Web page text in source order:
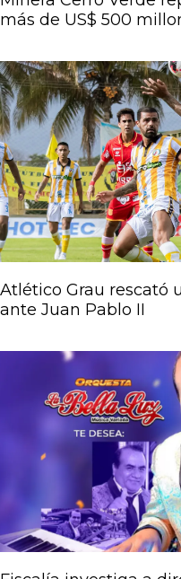
más de US$ 500
Atlético Grau rescató
ante Juan Pablo II